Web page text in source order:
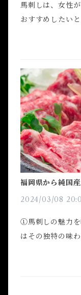
馬刺しは、女性
おすすめしたい
思います。 接
福岡県から純国
2024/03/08
①馬刺しの魅力を
はその独特の味
に愛されるよう